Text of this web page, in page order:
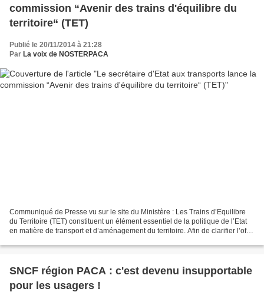
commission “Avenir des trains d'équilibre du
territoire“ (TET)
Publié le 20/11/2014 à 21:28
Par La voix de NOSTERPACA
Communiqué de Presse vu sur le site du Ministère : Les Trains d’Equilibre
du Territoire (TET) constituent un élément essentiel de la politique de l’Etat
en matière de transport et d’aménagement du territoire. Afin de clarifier l’offre
SNCF région PACA : c'est devenu insupportable
pour les usagers !